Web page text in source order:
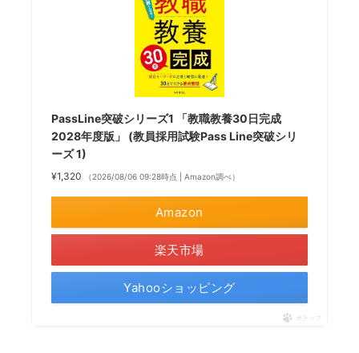
PassLine突破シリーズ1 「教職教養30日完成
2028年度版」 (教員採用試験Pass Line突破シリ
ーズ 1)
¥1,320 （2026/08/06 09:28時点 | Amazon調べ）
Amazon
楽天市場
Yahooショッピング
ポチップ